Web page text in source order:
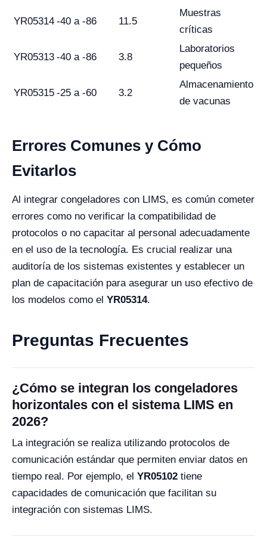
YR05314 -40 a -86 11.5
Muestras
críticas
YR05313 -40 a -86 3.8
Laboratorios
pequeños
YR05315 -25 a -60 3.2
Almacenamiento
de vacunas
Errores Comunes y Cómo
Evitarlos
Al integrar congeladores con LIMS, es común cometer
errores como no verificar la compatibilidad de
protocolos o no capacitar al personal adecuadamente
en el uso de la tecnología. Es crucial realizar una
auditoría de los sistemas existentes y establecer un
plan de capacitación para asegurar un uso efectivo de
los modelos como el YR05314.
Preguntas Frecuentes
¿Cómo se integran los congeladores
horizontales con el sistema LIMS en
2026?
La integración se realiza utilizando protocolos de
comunicación estándar que permiten enviar datos en
tiempo real. Por ejemplo, el YR05102 tiene
capacidades de comunicación que facilitan su
integración con sistemas LIMS.